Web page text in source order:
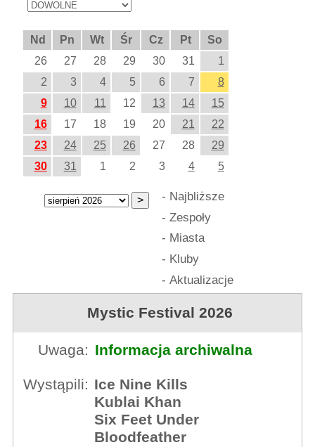
Nd Pn Wt Śr Cz Pt
So
26
27 28 29 30 31
1
2
3 4 5 6 7
8
9
10 11 12 13 14
15
16
17 18 19 20 21
22
23
24 25 26 27 28
29
30
31 1 2 3 4 5
- Najbliższe
- Zespoły
- Miasta
- Kluby
- Aktualizacje
Mystic Festival 2026
Uwaga: Informacja archiwalna
Wystąpili: Ice Nine Kills
Kublai Khan
Six Feet Under
Bloodfeather